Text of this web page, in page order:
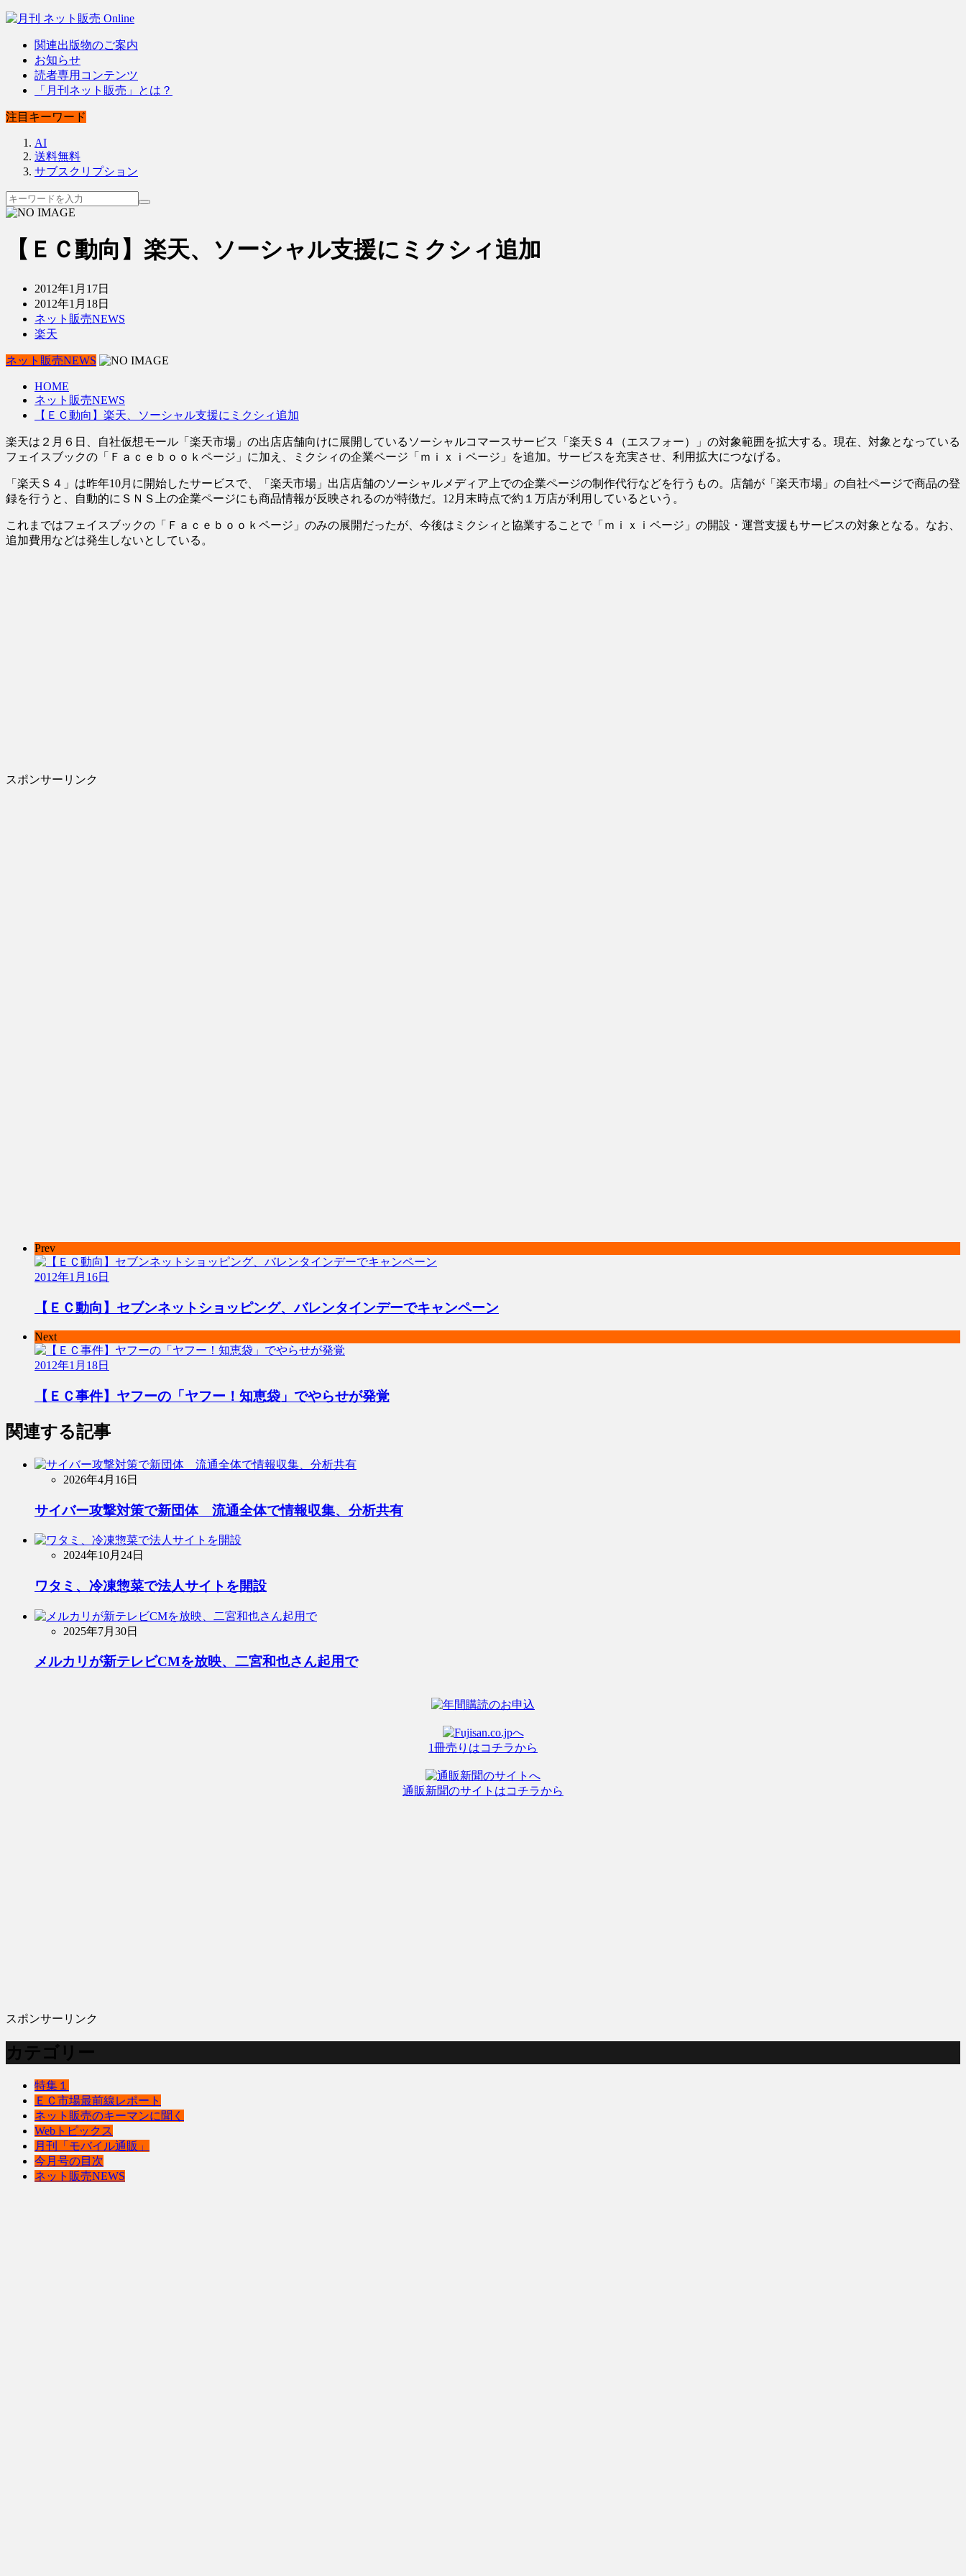
関連出版物のご案内
お知らせ
読者専用コンテンツ
「月刊ネット販売」とは？
注目キーワード
AI
送料無料
サブスクリプション
【ＥＣ動向】楽天、ソーシャル支援にミクシィ追加
2012年1月17日
2012年1月18日
ネット販売NEWS
楽天
ネット販売NEWS
HOME
ネット販売NEWS
【ＥＣ動向】楽天、ソーシャル支援にミクシィ追加
楽天は２月６日、自社仮想モール「楽天市場」の出店店舗向けに展開しているソーシャルコマースサービス「楽天Ｓ４（エスフォー）」の対象範囲を拡大する。現在、対象となっている
フェイスブックの「Ｆａｃｅｂｏｏｋページ」に加え、ミクシィの企業ページ「ｍｉｘｉページ」を追加。サービスを充実させ、利用拡大につなげる。
「楽天Ｓ４」は昨年10月に開始したサービスで、「楽天市場」出店店舗のソーシャルメディア上での企業ページの制作代行などを行うもの。店舗が「楽天市場」の自社ページで商品の登
録を行うと、自動的にＳＮＳ上の企業ページにも商品情報が反映されるのが特徴だ。12月末時点で約１万店が利用しているという。
これまではフェイスブックの「Ｆａｃｅｂｏｏｋページ」のみの展開だったが、今後はミクシィと協業することで「ｍｉｘｉページ」の開設・運営支援もサービスの対象となる。なお、
追加費用などは発生しないとしている。
スポンサーリンク
Prev
2012年1月16日
【ＥＣ動向】セブンネットショッピング、バレンタインデーでキャンペーン
Next
2012年1月18日
【ＥＣ事件】ヤフーの「ヤフー！知恵袋」でやらせが発覚
関連する記事
2026年4月16日
サイバー攻撃対策で新団体 流通全体で情報収集、分析共有
2024年10月24日
ワタミ、冷凍惣菜で法人サイトを開設
2025年7月30日
メルカリが新テレビCMを放映、二宮和也さん起用で
1冊売りはコチラから
通販新聞のサイトはコチラから
スポンサーリンク
カテゴリー
特集１
ＥＣ市場最前線レポート
ネット販売のキーマンに聞く
Webトピックス
月刊「モバイル通販」
今月号の目次
ネット販売NEWS